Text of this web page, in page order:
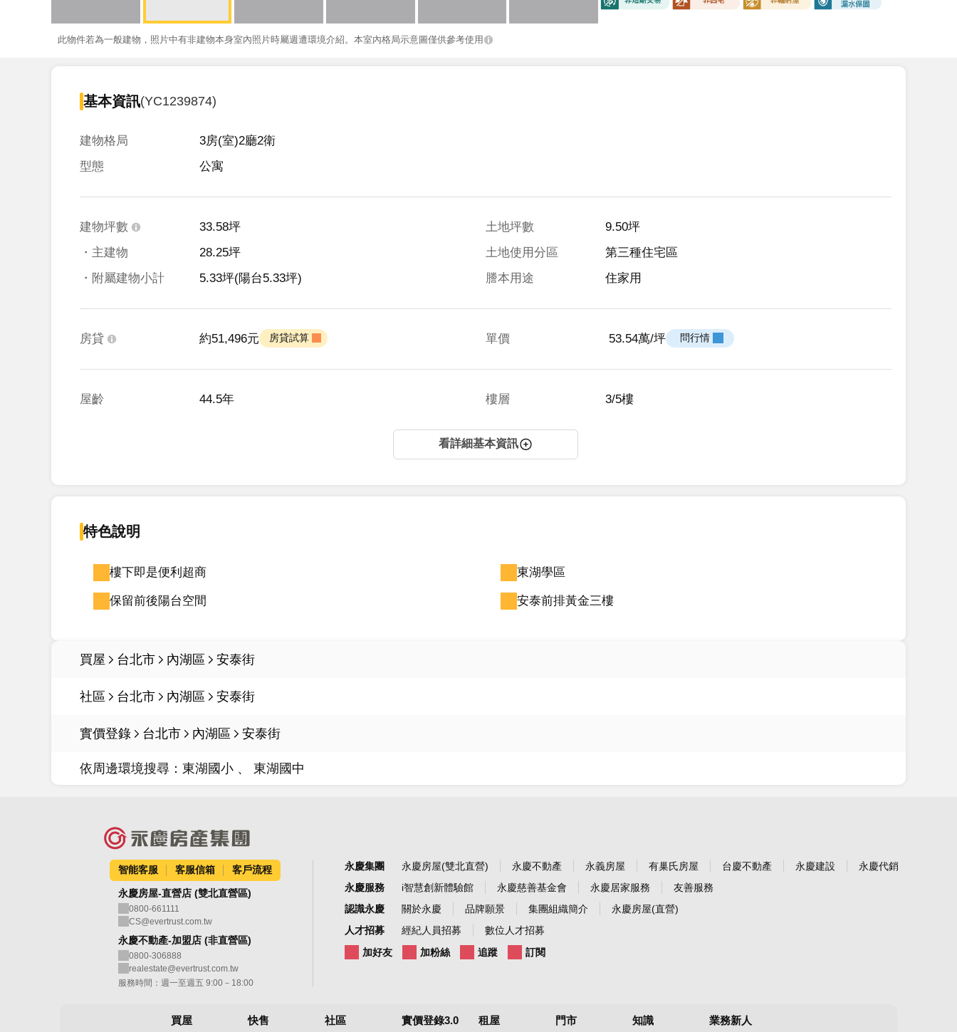
此物件若為一般建物，照片中有非建物本身室內照片時屬週遭環境介紹。本室內格局示意圖僅供參考使用
基本資訊(YC1239874)
建物格局
3房(室)2廳2衛
型態
公寓
建物坪數
33.58坪
・主建物
28.25坪
・附屬建物小計
5.33坪(陽台5.33坪)
土地坪數
9.50坪
土地使用分區
第三種住宅區
謄本用途
住家用
房貸 約51,496元 房貸試算 單價 53.54萬/坪 問行情
屋齡 44.5年 樓層 3/5樓
看詳細基本資訊
特色說明
樓下即是便利超商 東湖學區
保留前後陽台空間 安泰前排黃金三樓
買屋 台北市 內湖區 安泰街
社區 台北市 內湖區 安泰街
實價登錄 台北市 內湖區 安泰街
依周邊環境搜尋： 東湖國小 東湖國中
智能客服 客服信箱 客戶流程
永慶房屋-直營店 (雙北直營區)
0800-661111
CS@evertrust.com.tw
永慶不動產-加盟店 (非直營區)
0800-306888
realestate@evertrust.com.tw
服務時間：週一至週五 9:00－18:00
永慶集團 永慶房屋(雙北直營) 永慶不動產 永義房屋 有巢氏房屋 台慶不動產 永慶建設
永慶代銷
永慶服務
i智慧創新體驗館 永慶慈善基金會 永慶居家服務
友善服務
認識永慶
關於永慶 品牌願景 集團組織簡介
永慶房屋(直營)
人才招募
經紀人員招募
數位人才招募
加好友
加粉絲 追蹤 訂閱
買屋 快售 社區 實價登錄3.0 租屋 門市 知識 業務新人